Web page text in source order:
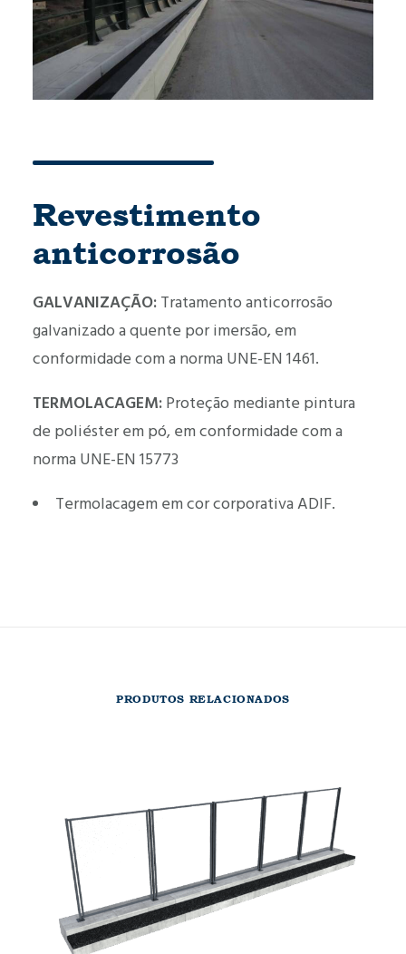
Revestimento
anticorrosão
GALVANIZAÇÃO: Tratamento anticorrosão
galvanizado a quente por imersão, em
conformidade com a norma UNE-EN 1461.
TERMOLACAGEM: Proteção mediante pintura
de poliéster em pó, em conformidade com a
norma UNE-EN 15773
Termolacagem em cor corporativa ADIF.
PRODUTOS RELACIONADOS